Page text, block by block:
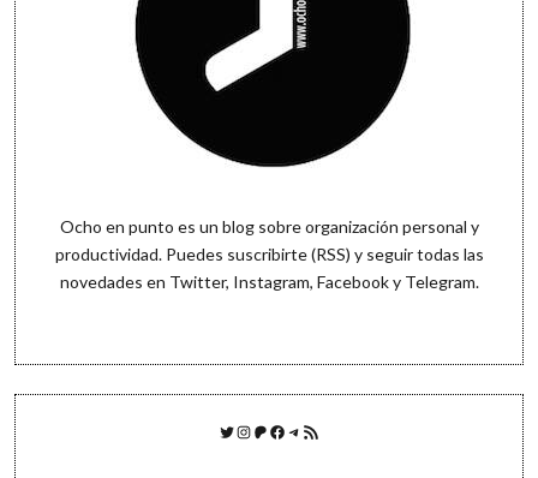
Ocho en punto es un blog sobre organización personal y
productividad. Puedes suscribirte (RSS) y seguir todas las
novedades en Twitter, Instagram, Facebooky Telegram.
Twitter
Instagram
Patreon
Facebook
Telegram
Feed RSS